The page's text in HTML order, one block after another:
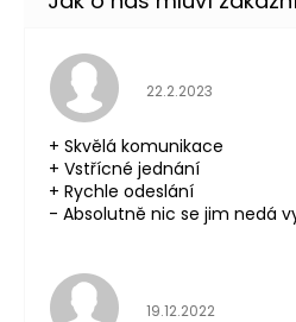
Hodnocení
22.2.2023
+ Skvělá komunikace
+ Vstřícné jednání
+ Rychle odeslání
- Absolutně nic se jim nedá
Hodnocení
19.12.2022